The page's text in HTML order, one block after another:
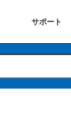
サポート